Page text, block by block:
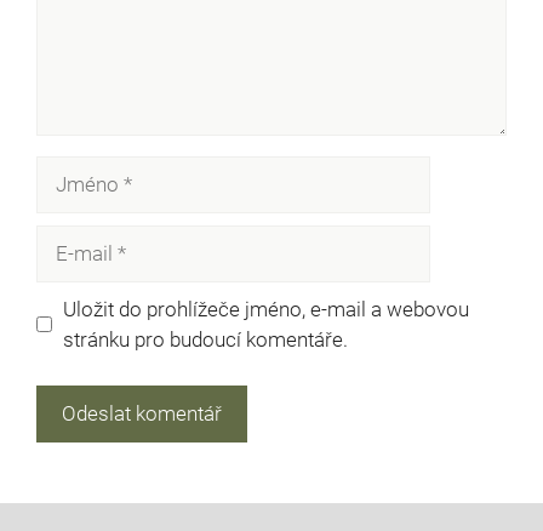
mail
Uložit do prohlížeče jméno, e-mail a webovou
stránku pro budoucí komentáře.